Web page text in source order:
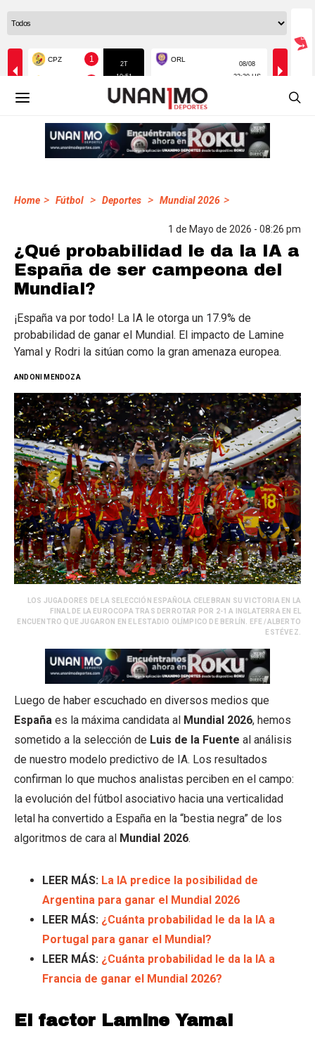
Home > Fútbol > Deportes > Mundial 2026 >
1 de Mayo de 2026 - 08:26 pm
¿Qué probabilidad le da la IA a
España de ser campeona del
Mundial?
¡España va por todo! La IA le otorga un 17.9% de
probabilidad de ganar el Mundial. El impacto de Lamine
Yamal y Rodri la sitúan como la gran amenaza europea.
ANDONI MENDOZA
LOS JUGADORES DE LA SELECCIÓN ESPAÑOLA CELEBRAN SU VICTORIA EN LA
FINAL DE LA EUROCOPA TRAS DERROTAR POR 2-1 A INGLATERRA EN EL
ENCUENTRO QUE JUGARON EN EL ESTADIO OLÍMPICO DE BERLÍN. EFE /ALBERTO
ESTÉVEZ.
Luego de haber escuchado en diversos medios que
España es la máxima candidata al Mundial 2026, hemos
sometido a la selección de Luis de la Fuente al análisis
de nuestro modelo predictivo de IA. Los resultados
confirman lo que muchos analistas perciben en el campo:
la evolución del fútbol asociativo hacia una verticalidad
letal ha convertido a España en la “bestia negra” de los
algoritmos de cara al Mundial 2026.
LEER MÁS: La IA predice la posibilidad de
Argentina para ganar el Mundial 2026
LEER MÁS: ¿Cuánta probabilidad le da la IA a
Portugal para ganar el Mundial?
LEER MÁS: ¿Cuánta probabilidad le da la IA a
Francia de ganar el Mundial 2026?
El factor Lamine Yamal